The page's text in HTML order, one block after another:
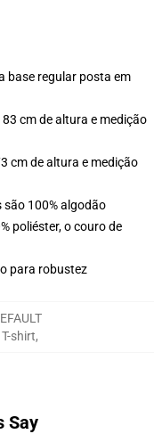
base regular posta em
cm de altura e medição
cm de altura e medição
100% algodão
poliéster, o couro de
para robustez
shirt,
Say